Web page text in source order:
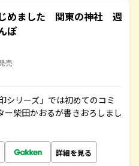
めました 関東の神社 週
ぽ
売
シリーズ」では初めてのコミ
ー柴田かおるが書きおろしまし
詳細を見る